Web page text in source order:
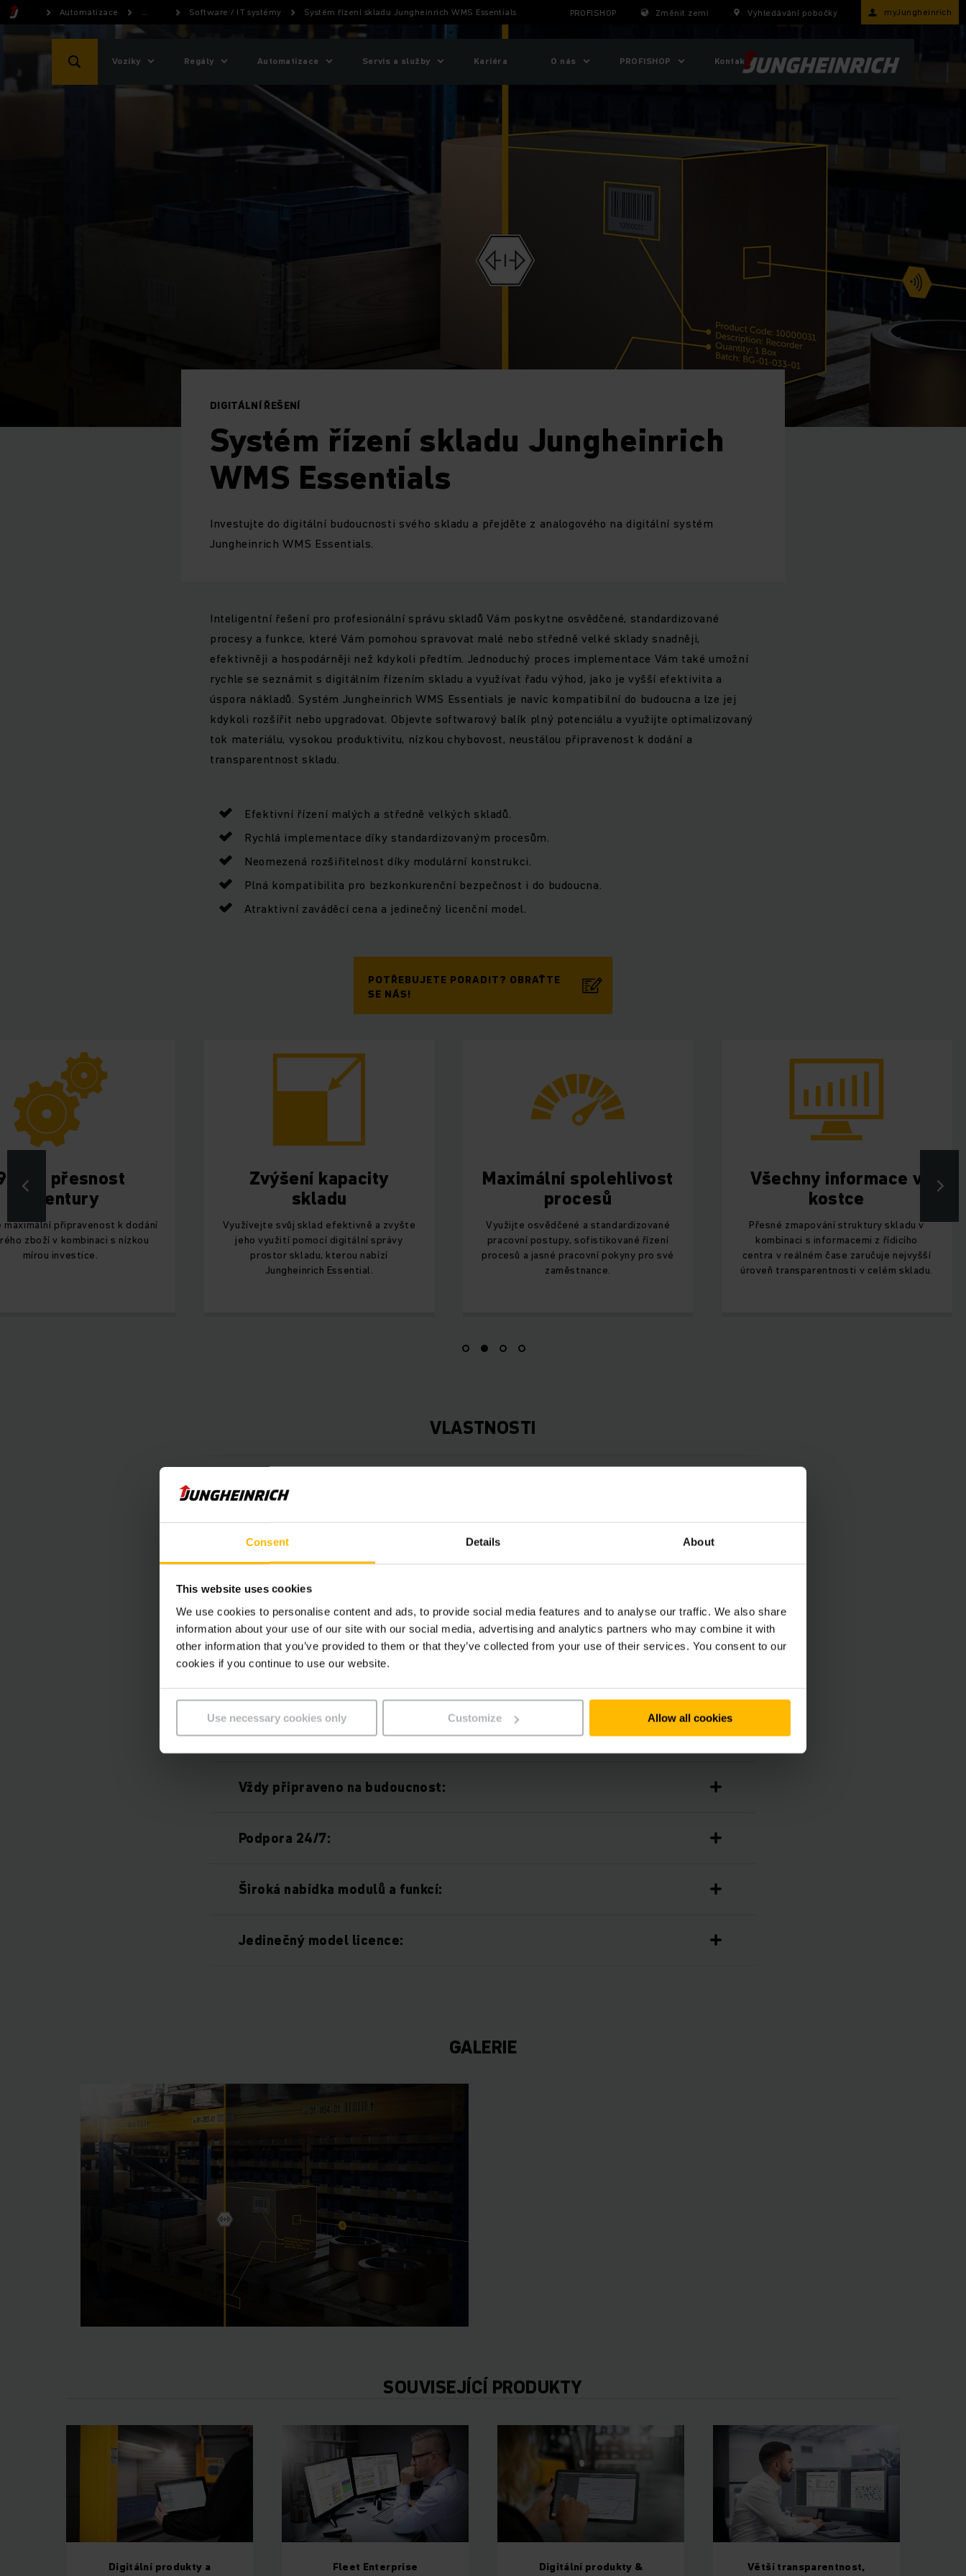
Consent Details About
This website uses cookies
We use cookies to personalise content and ads, to provide social media features and to analyse our traffic. We also share
information about your use of our site with our social media, advertising and analytics partners who may combine it with
other information that you’ve provided to them or that they’ve collected from your use of their services. You consent to our
cookies if you continue to use our website.
Use necessary cookies only Customize Allow all cookies
Automatizace ... Software / IT systémy Systém řízení skladu Jungheinrich WMS Essentials PROFISHOP Změnit zemi Vyhledávání pobočky myJungheinrich
Vozíky Regály Automatizace Servis a služby Kariéra O nás PROFISHOP Kontakty
DIGITÁLNÍ ŘEŠENÍ
Systém řízení skladu Jungheinrich
WMS Essentials
Investujte do digitální budoucnosti svého skladu a přejděte z analogového na digitální systém
Jungheinrich WMS Essentials.
Inteligentní řešení pro profesionální správu skladů Vám poskytne osvědčené, standardizované
procesy a funkce, které Vám pomohou spravovat malé nebo středně velké sklady snadněji,
efektivněji a hospodárněji než kdykoli předtím. Jednoduchý proces implementace Vám také umožní
rychle se seznámit s digitálním řízením skladu a využívat řadu výhod, jako je vyšší efektivita a
úspora nákladů. Systém Jungheinrich WMS Essentials je navíc kompatibilní do budoucna a lze jej
kdykoli rozšířit nebo upgradovat. Objevte softwarový balík plný potenciálu a využijte optimalizovaný
tok materiálu, vysokou produktivitu, nízkou chybovost, neustálou připravenost k dodání a
transparentnost skladu.
Efektivní řízení malých a středně velkých skladů.
Rychlá implementace díky standardizovaným procesům.
Neomezená rozšiřitelnost díky modulární konstrukci.
Plná kompatibilita pro bezkonkurenční bezpečnost i do budoucna.
Atraktivní zaváděcí cena a jedinečný licenční model.
POTŘEBUJETE PORADIT? OBRAŤTE
SE NÁS!
přesnost
inventury
maximální připravenost k dodání
zboží v kombinaci s nízkou
mírou investice.
Zvýšení kapacity
skladu
Využívejte svůj sklad efektivně a zvyšte
jeho využití pomocí digitální správy
prostor skladu, kterou nabízí
Jungheinrich Essential.
Maximální spolehlivost
procesů
Využijte osvědčené a standardizované
pracovní postupy, sofistikované řízení
procesů a jasné pracovní pokyny pro své
zaměstnance.
Všechny informace v
kostce
Přesné zmapování struktury skladu v
kombinaci s informacemi z řídicího
centra v reálném čase zaručuje nejvyšší
úroveň transparentnosti v celém skladu.
VLASTNOSTI
Úspora místa:
Jednoduchá integrace:
Jednoduché ovládání:
Zvýšená spolehlivost procesů díky snížené chybovosti:
Vždy připraveno na budoucnost:
Podpora 24/7:
Široká nabídka modulů a funkcí:
Jedinečný model licence:
GALERIE
SOUVISEJÍCÍ PRODUKTY
Digitální produkty a
Fleet Enterprise
Digitální produkty &
Větší transparentnost,